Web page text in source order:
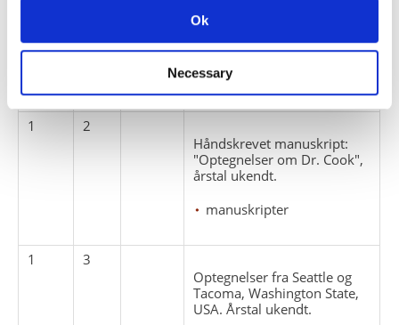
Ok
Necessary
dagbøger
Expedition
1
2
Håndskrevet manuskript:
"Optegnelser om Dr. Cook",
årstal ukendt.
manuskripter
1
3
Optegnelser fra Seattle og
Tacoma, Washington State,
USA. Årstal ukendt.